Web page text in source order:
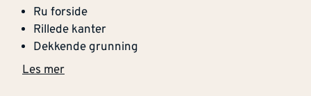
Ru forside
Rillede kanter
Dekkende grunning
Les mer
Dobbelfals gran grunnet 19 x 123 mm 28° hvit